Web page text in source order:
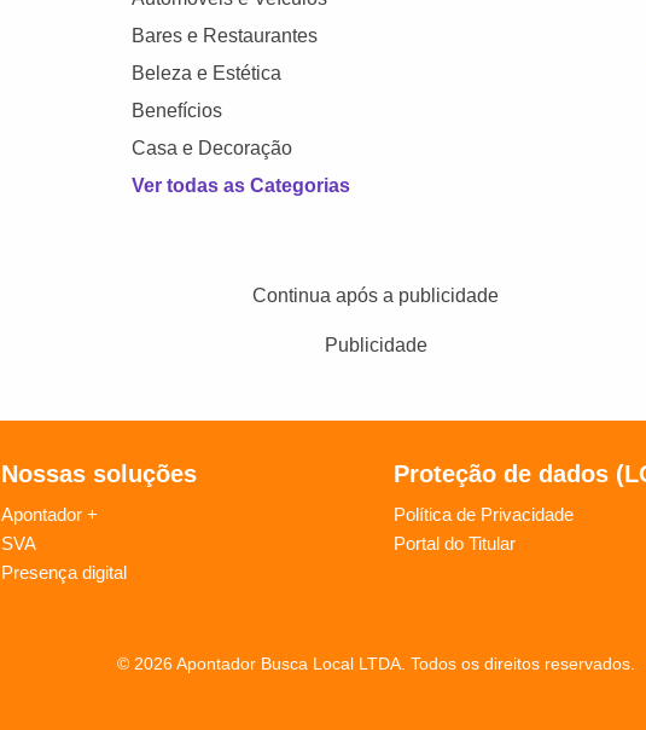
Bares e Restaurantes
Beleza e Estética
Benefícios
Casa e Decoração
Ver todas as Categorias
Continua após a publicidade
Publicidade
Nossas soluções
Apontador +
SVA
Presença digital
Proteção de dados
Política de Privacidade
Portal do Titular
© 2026 Apontador Busca Local LTDA. Todos os direitos reservados.